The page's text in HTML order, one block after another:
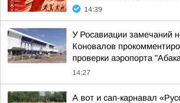
14:39
У Росавиации замечаний
Коновалов
проверки аэропорта
14:27
А вот и сап-карнавал